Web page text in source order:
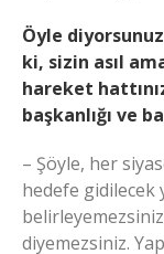
Öyle
ki, sizin asıl
hareket
başkanlığı ve
– Şöyle, her
hedefe gidilecek
diyemezsiniz.